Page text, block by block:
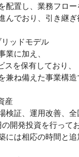
配置し、業務フロー
んでおり、引き継ぎ
ッドモデル
業に加え、
スを保有しており、
兼ね備えた事業構造
産
検証、運用改善、全
開発投資を行ってお
には相応の時間と追